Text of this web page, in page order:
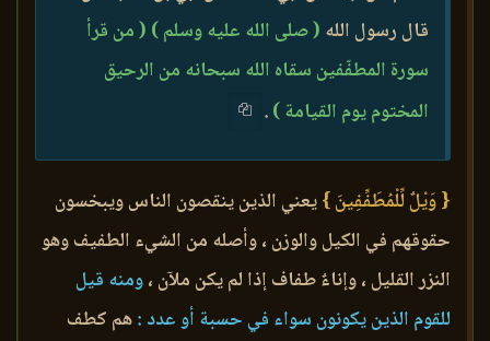
قال رسول الله ( صلى الله عليه وسلم ) ( من قرأ
سورة المطفّفين سقاه الله سبحانه من الرحيق
المختوم يوم القيامة ).
{ وَيْلٌ لِّلْمُطَفِّفِينَ }يعني الذين ينقصون الناس ويبخسون
حقوقهم في الكيل والوزن ، وأصله من الشيء الطفيف وهو
النزر القليل ، وإناءٌ طفاف إذا لم يكن ملآن ،ومنه قيل
للقوم الذين يكونون سواء في حسبة أو عدد :هم كطف